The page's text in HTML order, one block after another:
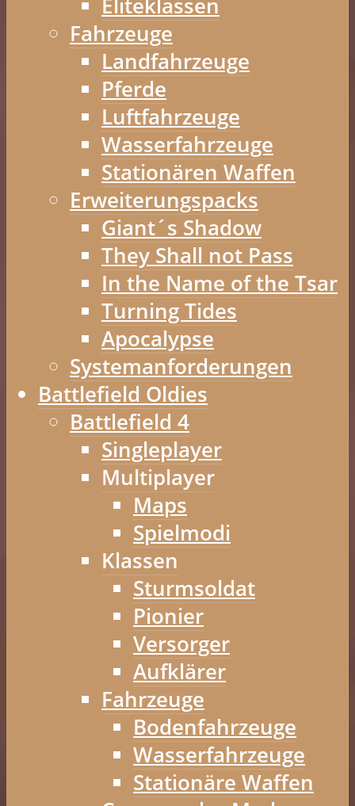
Eliteklassen
Fahrzeuge
Landfahrzeuge
Pferde
Luftfahrzeuge
Wasserfahrzeuge
Stationären Waffen
Erweiterungspacks
Giant´s Shadow
They Shall not Pass
In the Name of the Tsar
Turning Tides
Apocalypse
Systemanforderungen
Battlefield Oldies
Battlefield 4
Singleplayer
Multiplayer
Maps
Spielmodi
Klassen
Sturmsoldat
Pionier
Versorger
Aufklärer
Fahrzeuge
Bodenfahrzeuge
Wasserfahrzeuge
Stationäre Waffen